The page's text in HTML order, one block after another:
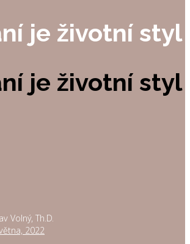
je životní styl
je životní styl
Volný, Th.D.
2022